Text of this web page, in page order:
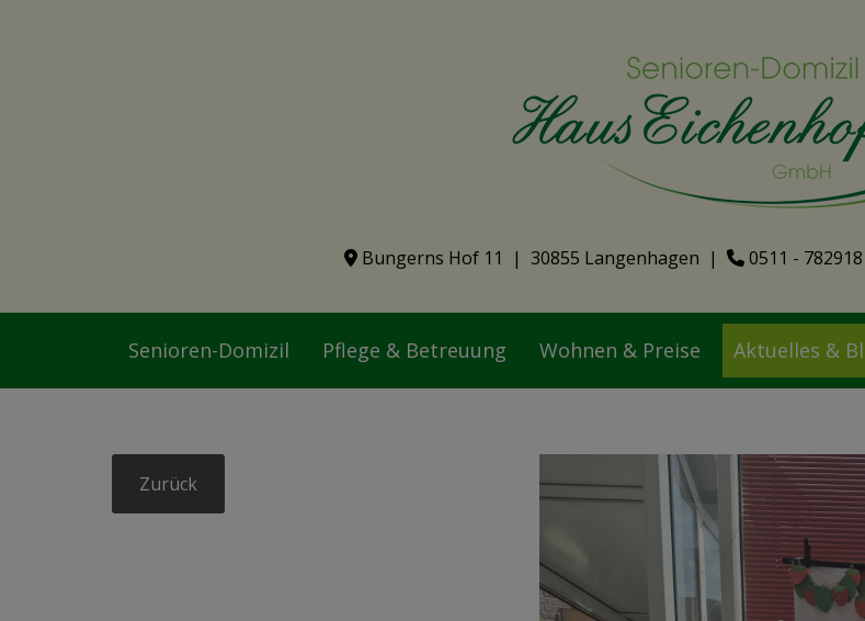
Bungerns Hof 11 | 30855 Langenhagen | 0511 - 782918
Senioren-Domizil Pflege & Betreuung Wohnen & Preise Aktuelles &
Zurück